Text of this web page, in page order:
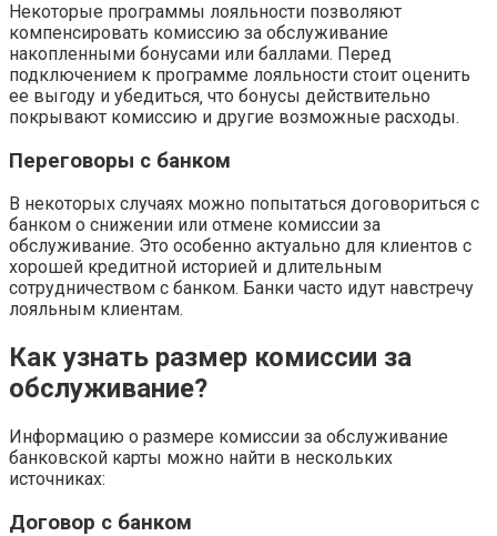
Некоторые программы лояльности позволяют
компенсировать комиссию за обслуживание
накопленными бонусами или баллами. Перед
подключением к программе лояльности стоит оценить
ее выгоду и убедиться‚ что бонусы действительно
покрывают комиссию и другие возможные расходы.
Переговоры с банком
В некоторых случаях можно попытаться договориться с
банком о снижении или отмене комиссии за
обслуживание. Это особенно актуально для клиентов с
хорошей кредитной историей и длительным
сотрудничеством с банком. Банки часто идут навстречу
лояльным клиентам.
Как узнать размер комиссии за
обслуживание?
Информацию о размере комиссии за обслуживание
банковской карты можно найти в нескольких
источниках:
Договор с банком